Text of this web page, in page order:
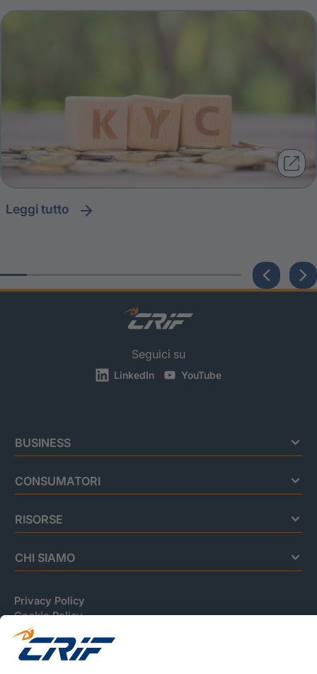
leggi tutto
Seguici su
LinkedIn YouTube
BUSINESS
CONSUMATORI
RISORSE
CHI SIAMO
Privacy Policy
Cookie Policy
Informativa Dati Personali
CRIF Business Ethics
Accessibilità